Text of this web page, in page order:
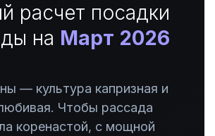
расчет посадки
на Март 2026
— культура капризная и
Чтобы рассада
коренастой, с мощной